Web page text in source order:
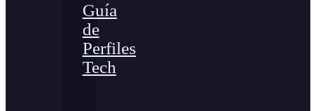
Guía
de
Perfiles
Tech